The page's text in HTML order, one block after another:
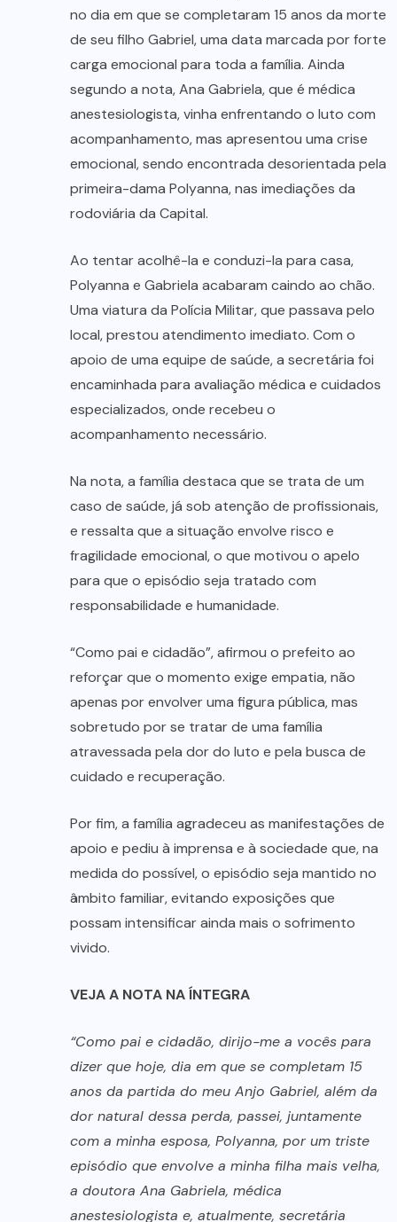
no dia em que se completaram 15 anos da morte
de seu filho Gabriel, uma data marcada por forte
carga emocional para toda a família. Ainda
segundo a nota, Ana Gabriela, que é médica
anestesiologista, vinha enfrentando o luto com
acompanhamento, mas apresentou uma crise
emocional, sendo encontrada desorientada pela
primeira-dama Polyanna, nas imediações da
rodoviária da Capital.
Ao tentar acolhê-la e conduzi-la para casa,
Polyanna e Gabriela acabaram caindo ao chão.
Uma viatura da Polícia Militar, que passava pelo
local, prestou atendimento imediato. Com o
apoio de uma equipe de saúde, a secretária foi
encaminhada para avaliação médica e cuidados
especializados, onde recebeu o
acompanhamento necessário.
Na nota, a família destaca que se trata de um
caso de saúde, já sob atenção de profissionais,
e ressalta que a situação envolve risco e
fragilidade emocional, o que motivou o apelo
para que o episódio seja tratado com
responsabilidade e humanidade.
“Como pai e cidadão”, afirmou o prefeito ao
reforçar que o momento exige empatia, não
apenas por envolver uma figura pública, mas
sobretudo por se tratar de uma família
atravessada pela dor do luto e pela busca de
cuidado e recuperação.
Por fim, a família agradeceu as manifestações de
apoio e pediu à imprensa e à sociedade que, na
medida do possível, o episódio seja mantido no
âmbito familiar, evitando exposições que
possam intensificar ainda mais o sofrimento
vivido.
VEJA A NOTA NA ÍNTEGRA
“Como pai e cidadão, dirijo-me a vocês para
dizer que hoje, dia em que se completam 15
anos da partida do meu Anjo Gabriel, além da
dor natural dessa perda, passei, juntamente
com a minha esposa, Polyanna, por um triste
episódio que envolve a minha filha mais velha,
a doutora Ana Gabriela, médica
anestesiologista e, atualmente, secretária